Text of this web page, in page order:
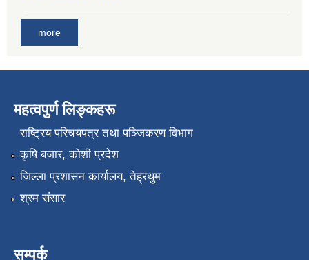
more
महत्वपुर्ण लिङ्कहरू
राष्‍ट्रिय परिचयपत्र तथा पञ्जिकरण विभाग
कृषि बजार, कोशी प्रदेश
जिल्ला प्रशासन कार्यालय, तेह्रथुम
श्रम संसार
सम्पर्क